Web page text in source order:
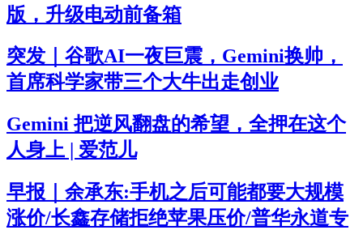
版，升级电动前备箱
突发｜谷歌AI一夜巨震，Gemini换帅，
首席科学家带三个大牛出走创业
Gemini 把逆风翻盘的希望，全押在这个
人身上 | 爱范儿
早报｜余承东:手机之后可能都要大规模
涨价/长鑫存储拒绝苹果压价/普华永道专